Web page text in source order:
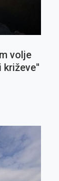
volje
križeve''